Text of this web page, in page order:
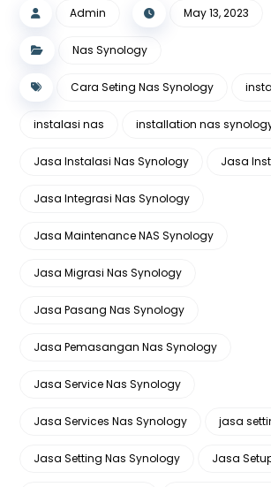
Admin May 13, 2023
Nas Synology
Cara Seting Nas Synology
instalasi nas installation nas
Jasa Instalasi Nas Synology Jasa
Jasa Integrasi Nas Synology
Jasa Maintenance NAS Synology
Jasa Migrasi Nas Synology
Jasa Pasang Nas Synology
Jasa Pemasangan Nas Synology
Jasa Service Nas Synology
Jasa Services Nas Synology jasa
Jasa Setting Nas Synology Jasa